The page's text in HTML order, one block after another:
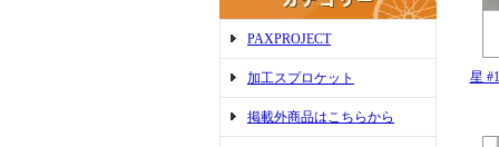
PAXPROJECT
加工スプロケット
掲載外商品はこちらから
星